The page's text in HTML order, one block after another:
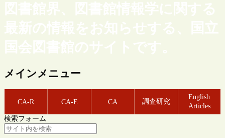
図書館界、図書館情報学に関する
最新の情報をお知らせする、国立
国会図書館のサイトです。
メインメニュー
CA-R CA-E CA 調査研究
English
Articles
検索フォーム